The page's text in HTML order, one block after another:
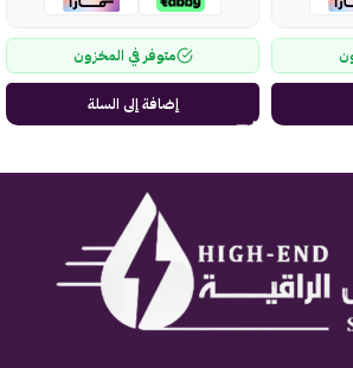
متوفر في المخزون
إضافة إلى السلة